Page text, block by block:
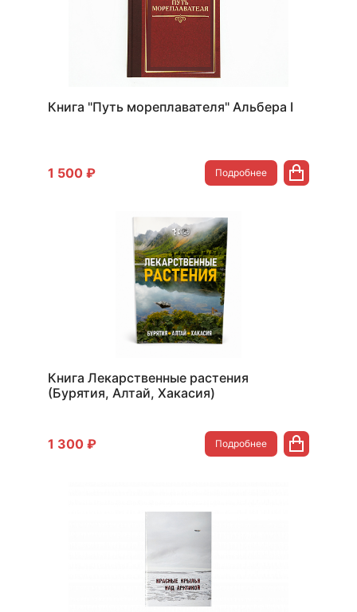
Книга "Путь мореплавателя" Альбера I
1 500 ₽ Подробнее
Книга Лекарственные растения
(Бурятия, Алтай, Хакасия)
1 300 ₽ Подробнее